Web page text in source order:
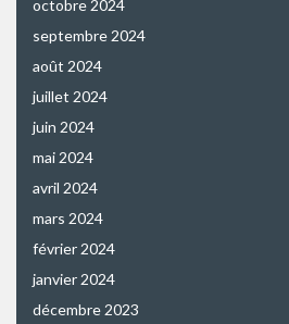
octobre 2024
septembre 2024
août 2024
juillet 2024
juin 2024
mai 2024
avril 2024
mars 2024
février 2024
janvier 2024
décembre 2023